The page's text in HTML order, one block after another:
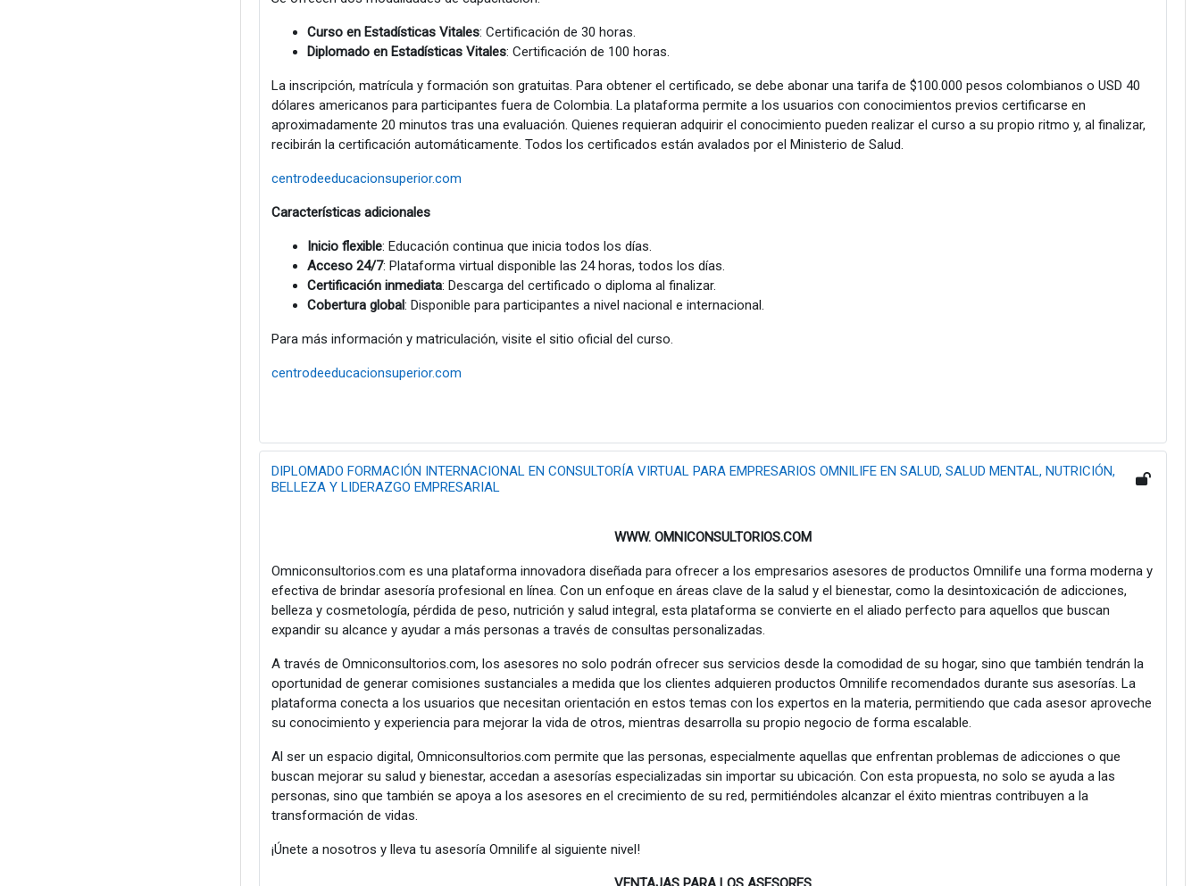
Curso en Estadísticas Vitales: Certificación de 30 horas.
Diplomado en Estadísticas Vitales: Certificación de 100 horas.
La inscripción, matrícula y formación son gratuitas. Para obtener el certificado, se debe abonar una tarifa de $100.000 pesos colombianos o USD 40
dólares americanos para participantes fuera de Colombia. La plataforma permite a los usuarios con conocimientos previos certificarse en
aproximadamente 20 minutos tras una evaluación. Quienes requieran adquirir el conocimiento pueden realizar el curso a su propio ritmo y, al finalizar,
recibirán la certificación automáticamente. Todos los certificados están avalados por el Ministerio de Salud.
centrodeeducacionsuperior.com
Características adicionales
Inicio flexible: Educación continua que inicia todos los días.
Acceso 24/7: Plataforma virtual disponible las 24 horas, todos los días.
Certificación inmediata: Descarga del certificado o diploma al finalizar.
Cobertura global: Disponible para participantes a nivel nacional e internacional.
Para más información y matriculación, visite el sitio oficial del curso.
centrodeeducacionsuperior.com
DIPLOMADO FORMACIÓN INTERNACIONAL EN CONSULTORÍA VIRTUAL PARA EMPRESARIOS OMNILIFE EN SALUD, SALUD MENTAL, NUTRICIÓN,
BELLEZA Y LIDERAZGO EMPRESARIAL
WWW. OMNICONSULTORIOS.COM
Omniconsultorios.com es una plataforma innovadora diseñada para ofrecer a los empresarios asesores de productos Omnilife una forma moderna y
efectiva de brindar asesoría profesional en línea. Con un enfoque en áreas clave de la salud y el bienestar, como la desintoxicación de adicciones,
belleza y cosmetología, pérdida de peso, nutrición y salud integral, esta plataforma se convierte en el aliado perfecto para aquellos que buscan
expandir su alcance y ayudar a más personas a través de consultas personalizadas.
A través de Omniconsultorios.com, los asesores no solo podrán ofrecer sus servicios desde la comodidad de su hogar, sino que también tendrán la
oportunidad de generar comisiones sustanciales a medida que los clientes adquieren productos Omnilife recomendados durante sus asesorías. La
plataforma conecta a los usuarios que necesitan orientación en estos temas con los expertos en la materia, permitiendo que cada asesor aproveche
su conocimiento y experiencia para mejorar la vida de otros, mientras desarrolla su propio negocio de forma escalable.
Al ser un espacio digital, Omniconsultorios.com permite que las personas, especialmente aquellas que enfrentan problemas de adicciones o que
buscan mejorar su salud y bienestar, accedan a asesorías especializadas sin importar su ubicación. Con esta propuesta, no solo se ayuda a las
personas, sino que también se apoya a los asesores en el crecimiento de su red, permitiéndoles alcanzar el éxito mientras contribuyen a la
transformación de vidas.
¡Únete a nosotros y lleva tu asesoría Omnilife al siguiente nivel!